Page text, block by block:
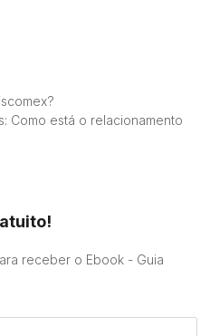
Como está o relacionamento
receber o Ebook - Guia